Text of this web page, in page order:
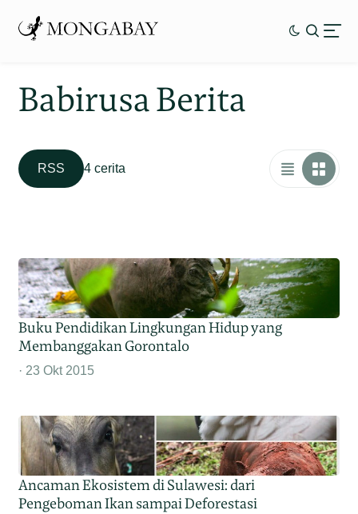
Babirusa Berita
RSS 4 cerita
Buku Pendidikan Lingkungan Hidup yang
Membanggakan Gorontalo
23 Okt 2015
Ancaman Ekosistem di Sulawesi: dari
Pengeboman Ikan sampai Deforestasi